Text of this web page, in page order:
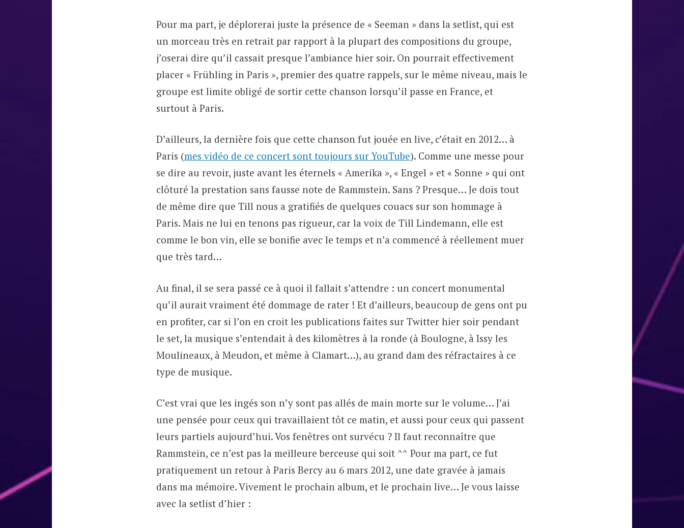
Pour ma part, je déplorerai juste la présence de « Seeman » dans la setlist, qui est
un morceau très en retrait par rapport à la plupart des compositions du groupe,
j’oserai dire qu’il cassait presque l’ambiance hier soir. On pourrait effectivement
placer « Frühling in Paris », premier des quatre rappels, sur le même niveau, mais le
groupe est limite obligé de sortir cette chanson lorsqu’il passe en France, et
surtout à Paris.
D’ailleurs, la dernière fois que cette chanson fut jouée en live, c’était en 2012… à
Paris (mes vidéo de ce concert sont toujours sur YouTube). Comme une messe pour
se dire au revoir, juste avant les éternels « Amerika », « Engel » et « Sonne » qui ont
clôturé la prestation sans fausse note de Rammstein. Sans ? Presque… Je dois tout
de même dire que Till nous a gratifiés de quelques couacs sur son hommage à
Paris. Mais ne lui en tenons pas rigueur, car la voix de Till Lindemann, elle est
comme le bon vin, elle se bonifie avec le temps et n’a commencé à réellement muer
que très tard…
Au final, il se sera passé ce à quoi il fallait s’attendre : un concert monumental
qu’il aurait vraiment été dommage de rater ! Et d’ailleurs, beaucoup de gens ont pu
en profiter, car si l’on en croit les publications faites sur Twitter hier soir pendant
le set, la musique s’entendait à des kilomètres à la ronde (à Boulogne, à Issy les
Moulineaux, à Meudon, et même à Clamart…), au grand dam des réfractaires à ce
type de musique.
C’est vrai que les ingés son n’y sont pas allés de main morte sur le volume… J’ai
une pensée pour ceux qui travaillaient tôt ce matin, et aussi pour ceux qui passent
leurs partiels aujourd’hui. Vos fenêtres ont survécu ? Il faut reconnaître que
Rammstein, ce n’est pas la meilleure berceuse qui soit ^^ Pour ma part, ce fut
pratiquement un retour à Paris Bercy au 6 mars 2012, une date gravée à jamais
dans ma mémoire. Vivement le prochain album, et le prochain live… Je vous laisse
avec la setlist d’hier :